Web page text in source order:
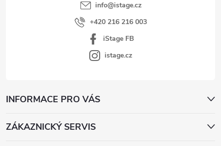
info@istage.cz
+420 216 216 003
iStage FB
istage.cz
INFORMACE PRO VÁS
ZÁKAZNICKÝ SERVIS